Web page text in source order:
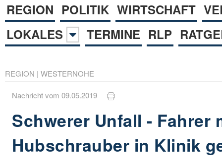
REGION POLITIK WIRTSCHAFT
LOKALES
TERMINE RLP
REGION | WESTERNOHE
Nachricht vom 09.05.2019
Schwerer Unfall - Fahrer
Hubschrauber in Klinik